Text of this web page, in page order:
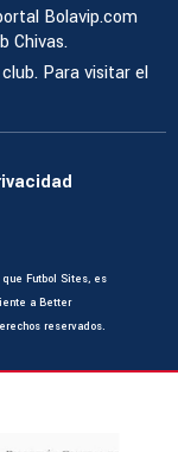
Bolavip.com
Chivas.
Para visitar el
Futbol Sites, es
a Better
reservados.